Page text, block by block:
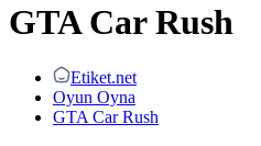
GTA Car Rush
Etiket.net
Oyun Oyna
GTA Car Rush